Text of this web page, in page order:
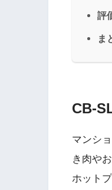
評
ま
CB-
マンシ
き肉や
ホット